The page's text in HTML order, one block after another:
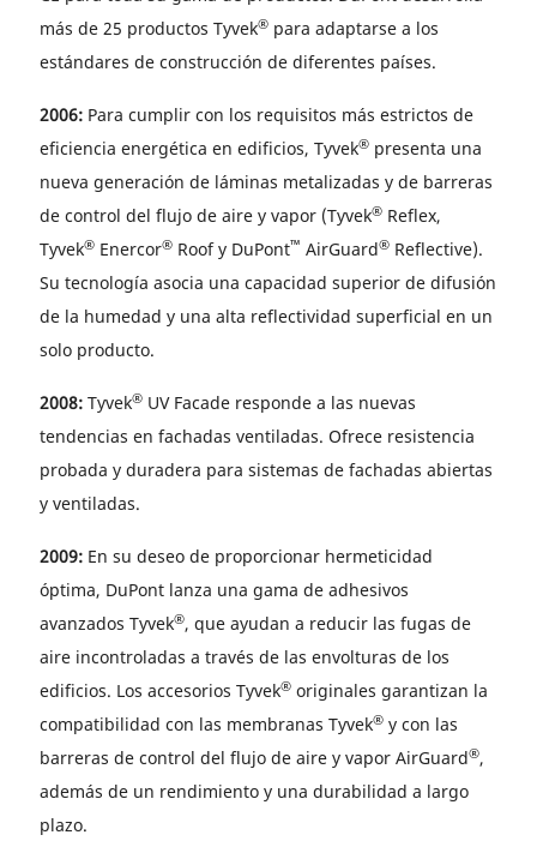
más de 25 productos Tyvek® para adaptarse a los
estándares de construcción de diferentes países.
2006: Para cumplir con los requisitos más estrictos de
eficiencia energética en edificios, Tyvek® presenta una
nueva generación de láminas metalizadas y de barreras
de control del flujo de aire y vapor (Tyvek® Reflex,
Tyvek® Enercor® Roof y DuPont™ AirGuard® Reflective).
Su tecnología asocia una capacidad superior de difusión
de la humedad y una alta reflectividad superficial en un
solo producto.
2008: Tyvek® UV Facade responde a las nuevas
tendencias en fachadas ventiladas. Ofrece resistencia
probada y duradera para sistemas de fachadas abiertas
y ventiladas.
2009: En su deseo de proporcionar hermeticidad
óptima, DuPont lanza una gama de adhesivos
avanzados Tyvek®, que ayudan a reducir las fugas de
aire incontroladas a través de las envolturas de los
edificios. Los accesorios Tyvek® originales garantizan la
compatibilidad con las membranas Tyvek® y con las
barreras de control del flujo de aire y vapor AirGuard®,
además de un rendimiento y una durabilidad a largo
plazo.